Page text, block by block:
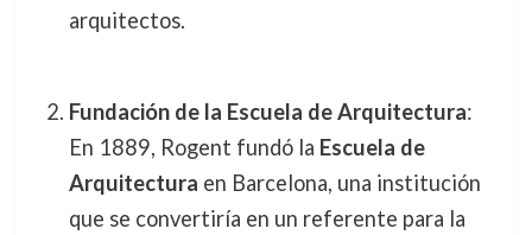
arquitectos.
Fundación de la Escuela de Arquitectura:
En 1889, Rogent fundó la Escuela de
Arquitectura en Barcelona, una institución
que se convertiría en un referente para la